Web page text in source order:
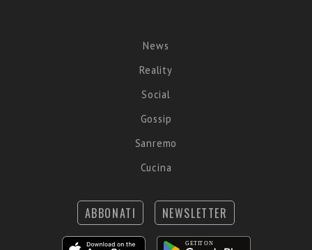
News
Reality
Social
Gossip
Sanremo
Cucina
ABBONATI NEWSLETTER